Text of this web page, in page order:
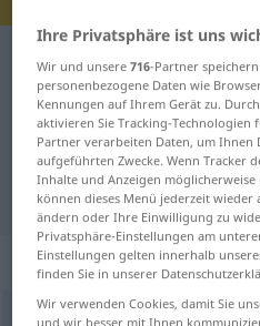
Spanisch-Deutsch
Spanisch-
"enderezado"
"enderezado"
„enderezado“:
enderezadoadj
Ihre Privatsphäre ist uns
Wir und unsere716-Partner
personenbezogene Daten wie
Kennungen auf Ihrem Gerät zu.
aktivieren Sie Tracking-
Partner verarbeiten Daten, um Ihnen
aufgeführten Zwecke. Wenn Tracker
Inhalte und Anzeigen
können dieses Menü jederzeit
ändern oder Ihre Einwilligung zu
Privatsphäre-Einstellungen am
Einstellungen gelten innerhalb
finden Sie in unserer
Wir verwenden Cookies, damit Sie
und wir besser mit Ihnen